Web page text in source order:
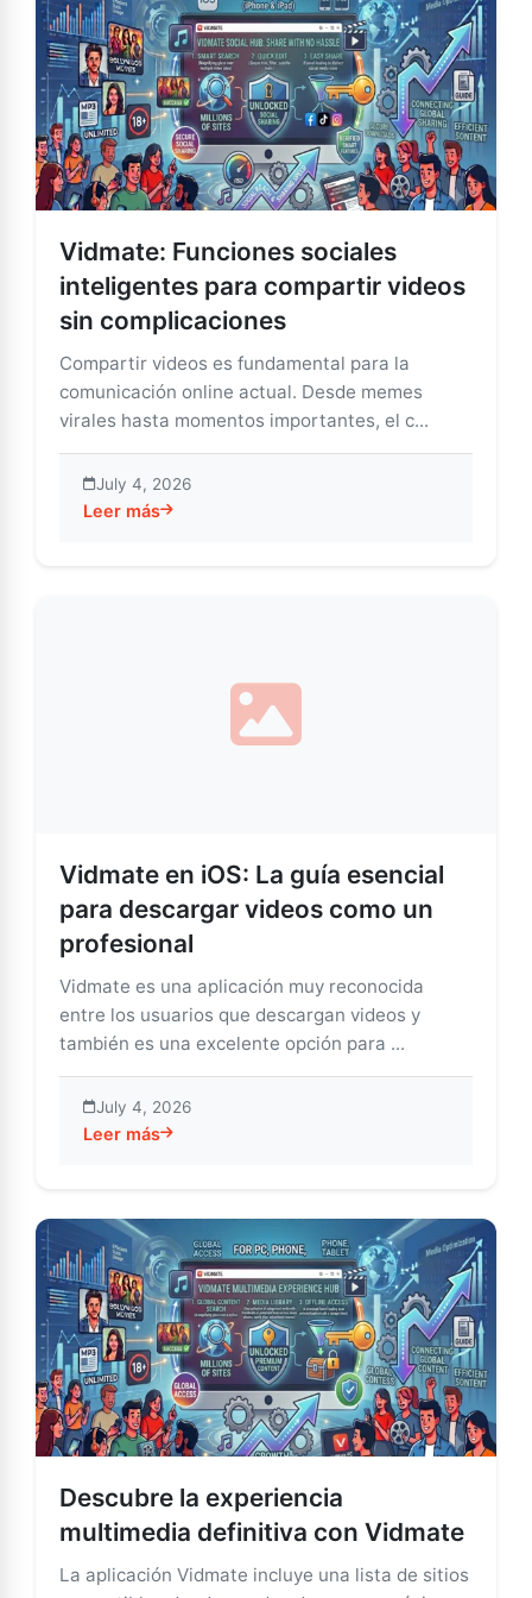
Vidmate: Funciones sociales
inteligentes para compartir videos
sin complicaciones
Compartir videos es fundamental para la
comunicación online actual. Desde memes
virales hasta momentos importantes, el c...
July 4, 2026
Leer más
about Vidmate: Funciones sociales inteligentes
Vidmate en iOS: La guía esencial
para descargar videos como un
profesional
Vidmate es una aplicación muy reconocida
entre los usuarios que descargan videos y
también es una excelente opción para ...
July 4, 2026
Leer más
about Vidmate en iOS: La guía esencial para
Descubre la experiencia
multimedia definitiva con Vidmate
La aplicación Vidmate incluye una lista de sitios